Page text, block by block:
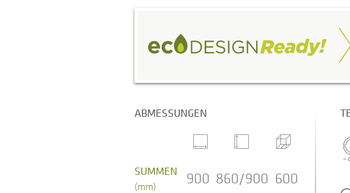
ABMESSUNGEN
SUMMEN
(mm) 900 860/900 600